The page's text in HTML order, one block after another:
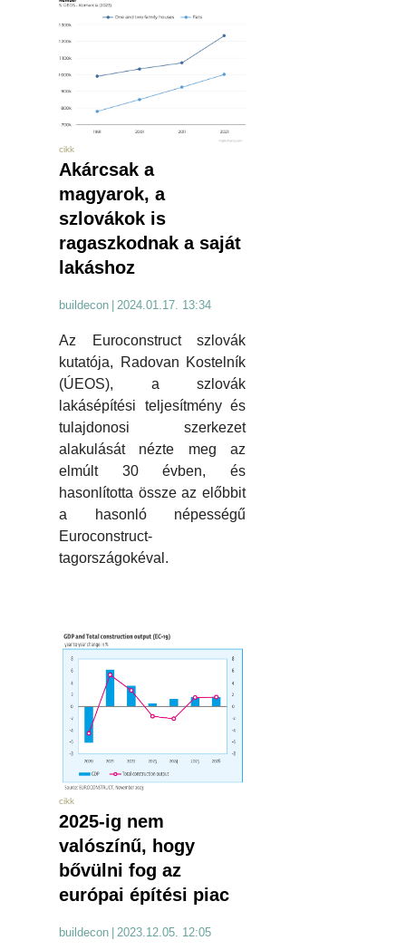
cikk
Akárcsak a
magyarok, a
szlovákok is
ragaszkodnak a saját
lakáshoz
buildecon 2024.01.17. 13:34
Az Euroconstruct szlovák
kutatója, Radovan Kostelník
(ÚEOS), a szlovák
lakásépítési teljesítmény és
tulajdonosi szerkezet
alakulását nézte meg az
elmúlt 30 évben, és
hasonlította össze az előbbit
a hasonló népességű
Euroconstruct-
tagországokéval.
cikk
2025-ig nem
valószínű, hogy
bővülni fog az
európai építési piac
buildecon | 2023.12.05. 12:05